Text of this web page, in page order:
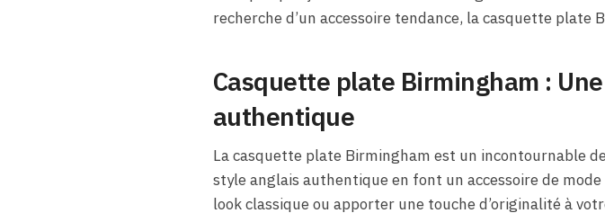
recherche d’un accessoire tendance, la casquette plate
Casquette plate Birmingham :
authentique
La casquette plate Birmingham est un incontournable
style anglais authentique en font un accessoire de
look classique ou apporter une touche d’originalité à